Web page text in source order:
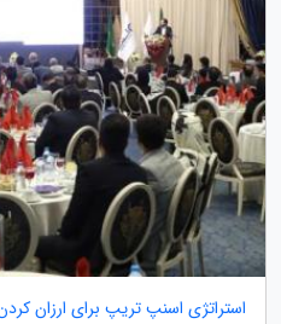
استراتژی اسنپ تریپ برای ارزان